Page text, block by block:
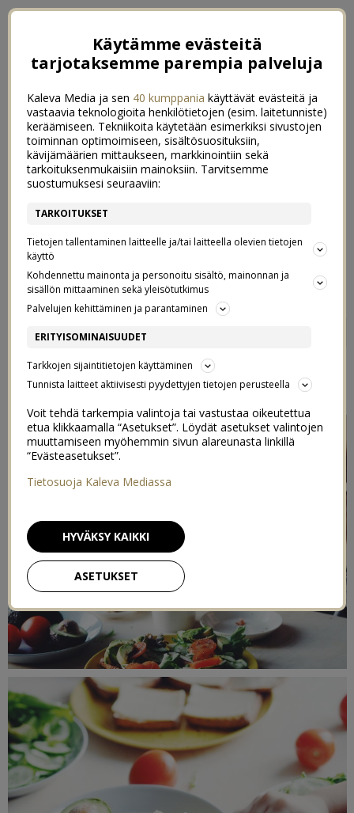
PIENIÄ TEKOJA JA PAREMPAA
LEIPÄÄ
15/02/2017
Käytämme evästeitä
tarjotaksemme parempia palveluja
Kaleva Media ja sen 40 kumppania käyttävät evästeitä ja
vastaavia teknologioita henkilötietojen (esim. laitetunniste)
keräämiseen. Tekniikoita käytetään esimerkiksi sivustojen
toiminnan optimoimiseen, sisältösuosituksiin,
kävijämäärien mittaukseen, markkinointiin sekä
tarkoituksenmukaisiin mainoksiin. Tarvitsemme
suostumuksesi seuraaviin:
TARKOITUKSET
Tietojen tallentaminen laitteelle ja/tai laitteella olevien tietojen
käyttö
Kohdennettu mainonta ja personoitu sisältö, mainonnan ja
sisällön mittaaminen sekä yleisötutkimus
Palvelujen kehittäminen ja parantaminen
ERITYISOMINAISUUDET
Tarkkojen sijaintitietojen käyttäminen
Tunnista laitteet aktiivisesti pyydettyjen tietojen perusteella
Voit tehdä tarkempia valintoja tai vastustaa oikeutettua
etua klikkaamalla “Asetukset”. Löydät asetukset valintojen
muuttamiseen myöhemmin sivun alareunasta linkillä
“Evästeasetukset”.
Tietosuoja Kaleva Mediassa
ASETUKSET
HYVÄKSY KAIKKI